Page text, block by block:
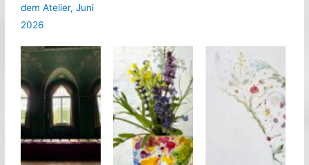
dem Atelier, Juni
2026